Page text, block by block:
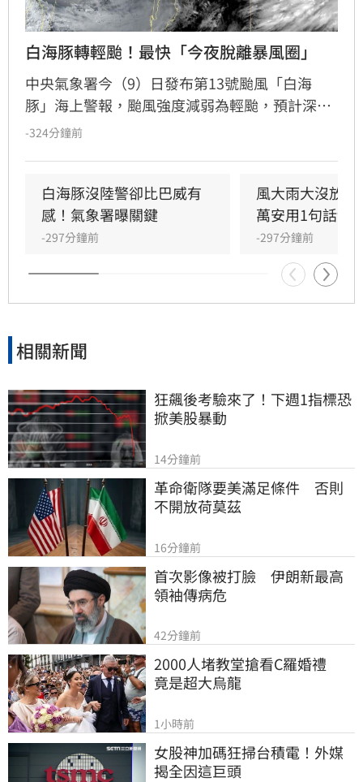
白海豚轉輕颱！最快「今夜脫離暴風圈」
中央氣象署今（9）日發布第13號颱風「白海
豚」海上警報，颱風強度減弱為輕颱，預計深夜
至明晨脫離暴風圈。受外圍雲系及西南風影響，
沉降影響，恐出現36度高溫及焚風。氣象署持續
發布陸上強風特報，提醒嘉義以北、恆春半島及
離島留意強陣風。
-324分鐘前
白海豚沒陸警卻比巴威有
感！氣象署曝關鍵
-297分鐘前
風大雨大沒放
萬安用1句話卸
-297分鐘前
相關新聞
狂飆後考驗來了！下週1指標恐
掀美股暴動
14分鐘前
革命衛隊要美滿足條件　否則
不開放荷莫茲
16分鐘前
首次影像被打臉　伊朗新最高
領袖傳病危
42分鐘前
2000人堵教堂搶看C羅婚禮
竟是超大烏龍
1小時前
女股神加碼狂掃台積電！外媒
揭全因這巨頭